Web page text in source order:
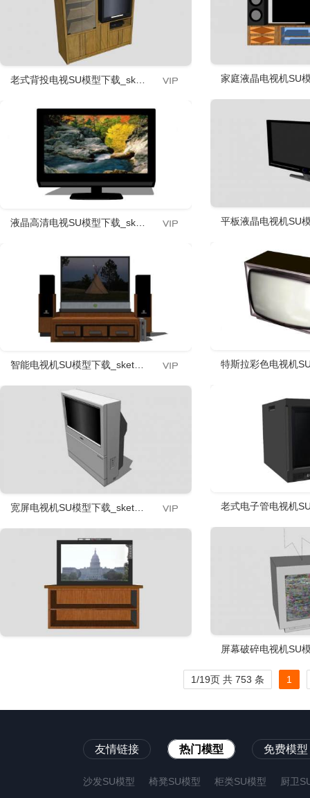
老式背投电视SU模型下载_sketchup草图大师SKP模型
液晶高清电视SU模型下载_sketchup草图大师SKP模型
智能电视机SU模型下载_sketchup草图大师SKP模型
宽屏电视机SU模型下载_sketchup草图大师SKP模型
家庭液晶电视机SU
平板液晶电视机SU
特斯拉彩色电视机
老式电子管电视机
屏幕破碎电视机SU
1/19页 共 753 条 1
友情链接 热门模型 免费模型
沙发SU模型 椅凳SU模型 柜类SU模型 厨卫